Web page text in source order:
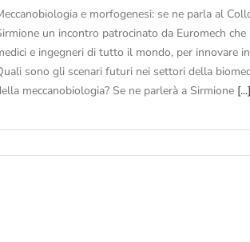
e morfogenesi: se ne parla al
un incontro patrocinato da Euromech che
e ingegneri di tutto il mondo, per innovare
sono gli scenari futuri nei settori della
meccanobiologia? Se ne parlerà a Sirmione [...]